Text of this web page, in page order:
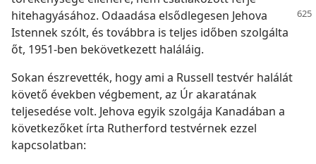
hitehagyásához. Odaadása elsődlegesen Jehova
Istennek szólt, és továbbra is teljes időben szolgálta
őt, 1951-ben bekövetkezett haláláig.
Sokan észrevették, hogy ami a Russell testvér halálát
követő években végbement, az Úr akaratának
teljesedése volt. Jehova egyik szolgája Kanadában a
következőket írta Rutherford testvérnek ezzel
kapcsolatban: